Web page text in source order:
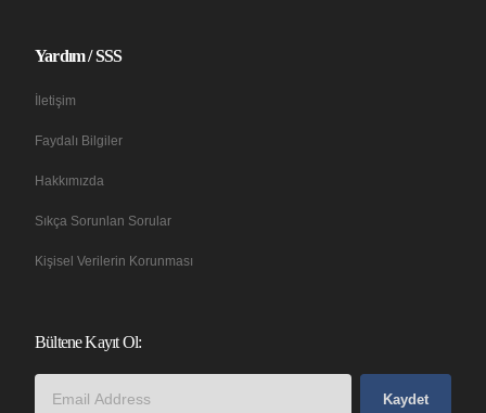
Yardım / SSS
İletişim
Faydalı Bilgiler
Hakkımızda
Sıkça Sorunlan Sorular
Kişisel Verilerin Korunması
Bültene Kayıt Ol:
Kaydet